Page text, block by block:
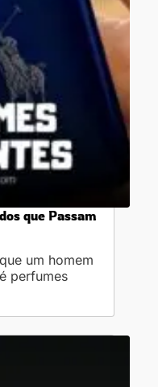
que Passam
um homem
perfumes